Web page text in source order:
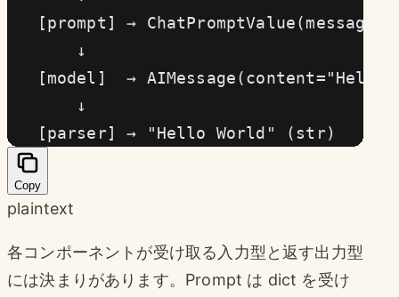
[prompt] →
       ↓
[model]  → AIMessage(content="Hello
       ↓
   [parser] → "Hello World" (str)
Copy
plaintext
各コンポーネントが受け取る入力型と返す出力型
には決まりがあります。Prompt は dict を受け